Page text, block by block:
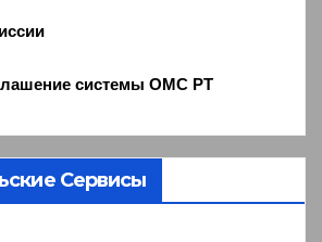
системы ОМС РТ
Сервисы